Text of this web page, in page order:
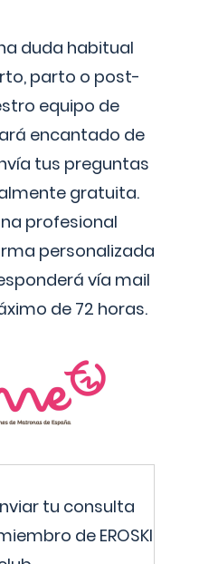
duda habitual
parto o post-
equipo de
encantado de
tus preguntas
gratuita.
profesional
personalizada
vía mail
de 72 horas.
tu consulta
de EROSKI